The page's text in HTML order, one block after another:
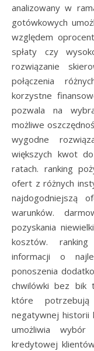
analizowany w
gotówkowych
względem
spłaty czy
rozwiązanie
połączenia
korzystne
pozwala na
możliwe
wygodne
większych kwot
ratach. ranking
ofert z różnych
najdogodniejszą
warunków.
pozyskania
kosztów.
informacji o
ponoszenia
chwilówki bez bik
które potrzebują
negatywnej historii
umożliwia
kredytowej